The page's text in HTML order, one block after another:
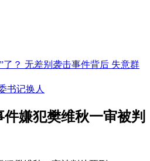
了？ 无差别袭击事件背后 失意群
书记换人
嫌犯樊维秋一审被判